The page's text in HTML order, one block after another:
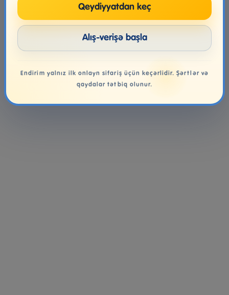
Qeydiyyatdan keç
Alış-verişə başla
Endirim yalnız ilk onlayn sifariş üçün keçərlidir. Şərtlər və
qaydalar tətbiq olunur.